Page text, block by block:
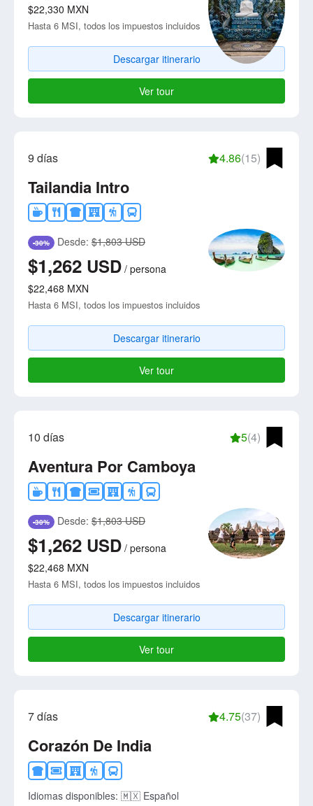
$22,330 MXN
Hasta 6 MSI, todos los impuestos incluidos
Descargar itinerario
Ver tour
9 días 4.86(15)
Tailandia Intro
-30% Desde: $1,803 USD
$1,262 USD / persona
$22,468 MXN
Hasta 6 MSI, todos los impuestos incluidos
Descargar itinerario
Ver tour
10 días 5(4)
Aventura Por Camboya
-30% Desde: $1,803 USD
$1,262 USD / persona
$22,468 MXN
Hasta 6 MSI, todos los impuestos incluidos
Descargar itinerario
Ver tour
7 días 4.75(37)
Corazón De India
Idiomas disponibles: 🇲🇽 Español